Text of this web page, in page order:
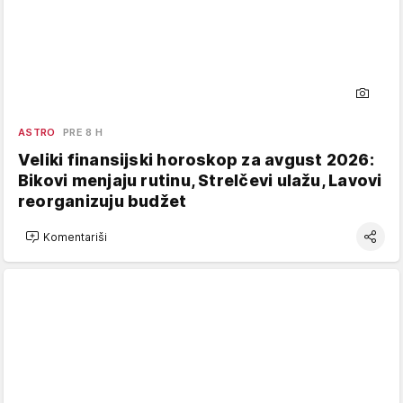
ASTRO PRE 8 H
Veliki finansijski horoskop za avgust 2026:
Bikovi menjaju rutinu, Strelčevi ulažu, Lavovi
reorganizuju budžet
Komentariši